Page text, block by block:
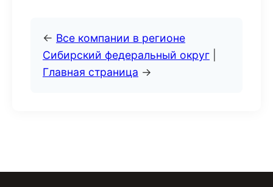
← Все компании в регионе
Сибирский федеральный округ
Главная страница →